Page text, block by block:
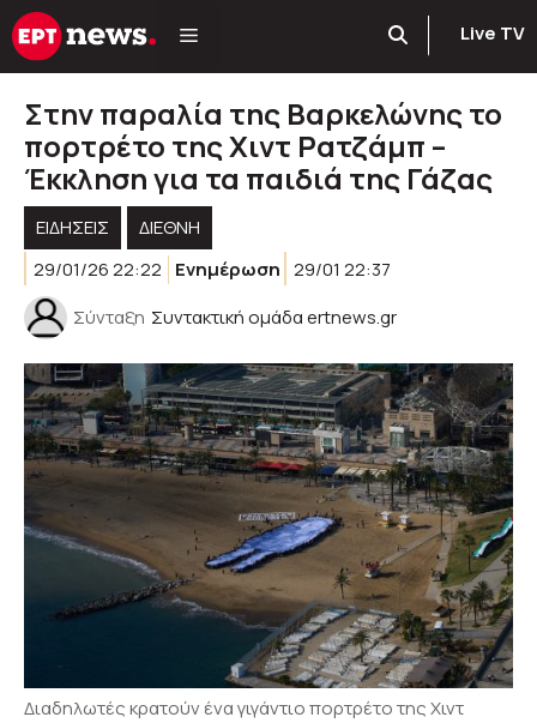
Μετάβαση
σε
Live TV
Στην παραλία της Βαρκελώνης το
πορτρέτο της Χιντ Ρατζάμπ –
Έκκληση για τα παιδιά της Γάζας
ΕΙΔΗΣΕΙΣ
ΔΙΕΘΝΗ
29/01/26 22:22
Ενημέρωση 29/01 22:37
Σύνταξη Συντακτική ομάδα ertnews.gr
Διαδηλωτές κρατούν ένα γιγάντιο πορτρέτο της Χιντ